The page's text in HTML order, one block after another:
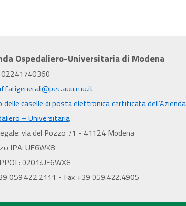
Ospedaliero-Universitaria di Modena
02241740360
delle caselle di posta elettronica certificata dell’Azienda
– Universitaria
via del Pozzo 71 - 41124 Modena
IPA: UF6WX8
0201:UF6WX8
059.422.2111 - Fax +39 059.422.4905